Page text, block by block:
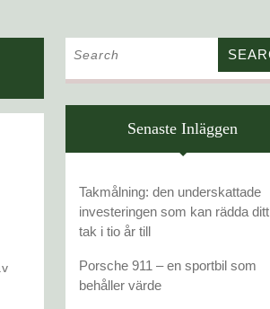
ANLITA
INTERIM
Search
Senaste Inläggen
Takmålning: den underskattade
investeringen som kan rädda ditt
tak i tio år till
Porsche 911 – en sportbil som
behåller värde